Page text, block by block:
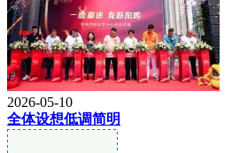
2026-05-10
全体设想低调简明